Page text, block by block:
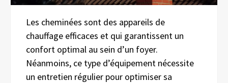
Les cheminées sont des appareils de
chauffage efficaces et qui garantissent un
confort optimal au sein d’un foyer.
Néanmoins, ce type d’équipement nécessite
un entretien régulier pour optimiser sa